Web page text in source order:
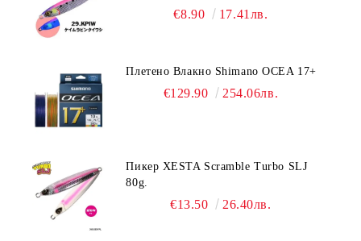
€8.90 17.41лв.
Плетено Влакно Shimano OCEA 17+
€129.90 254.06лв.
Пикер XESTA Scramble Turbo SLJ
80g.
€13.50 26.40лв.